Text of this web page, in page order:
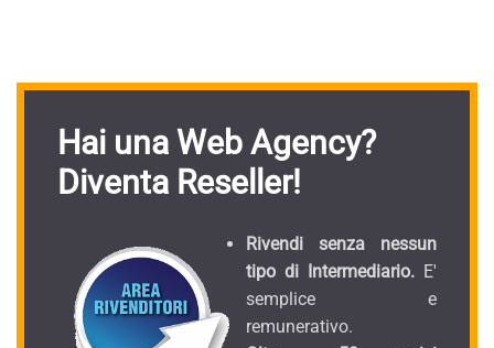
Hai una Web Agency?
Diventa Reseller!
Rivendi senza nessun
tipo di Intermediario. E'
semplice e
remunerativo.